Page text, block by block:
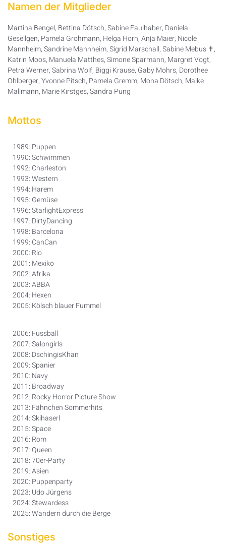
Namen der Mitglieder
Martina Bengel, Bettina Dötsch, Sabine Faulhaber, Daniela
Gesellgen, Pamela Grohmann, Helga Horn, Anja Maier, Nicole
Mannheim, Sandrine Mannheim, Sigrid Marschall, Sabine Mebus ✝,
Katrin Moos, Manuela Matthes, Simone Sparmann, Margret Vogt,
Petra Werner, Sabrina Wolf, Biggi Krause, Gaby Mohrs, Dorothee
Ohlberger, Yvonne Pitsch, Pamela Gremm, Mona Dötsch, Maike
Mallmann, Marie Kirstges, Sandra Pung
Mottos
1989: Puppen
1990: Schwimmen
1992: Charleston
1993: Western
1994: Harem
1995: Gemüse
1996: StarlightExpress
1997: DirtyDancing
1998: Barcelona
1999: CanCan
2000: Rio
2001: Mexiko
2002: Afrika
2003: ABBA
2004: Hexen
2005: Kölsch blauer Fummel
2006: Fussball
2007: Salongirls
2008: DschingisKhan
2009: Spanier
2010: Navy
2011: Broadway
2012: Rocky Horror Picture Show
2013: Fähnchen Sommerhits
2014: Skihaserl
2015: Space
2016: Rom
2017: Queen
2018: 70er-Party
2019: Asien
2020: Puppenparty
2023: Udo Jürgens
2024: Stewardess
2025: Wandern durch die Berge
Sonstiges